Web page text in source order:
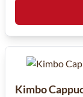
Kimbo